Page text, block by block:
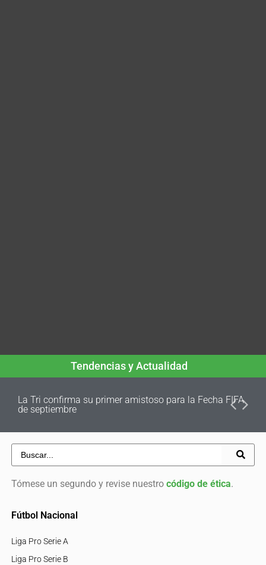
Tendencias y Actualidad
La Tri confirma su primer amistoso para la Fecha FIFA
de septiembre
Tómese un segundo y revise nuestro código de ética.
Fútbol Nacional
Liga Pro Serie A
Liga Pro Serie B